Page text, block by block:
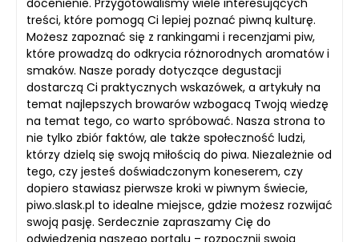
docenienie. Przygotowaliśmy wiele interesujących
treści, które pomogą Ci lepiej poznać piwną kulturę.
Możesz zapoznać się z rankingami i recenzjami piw,
które prowadzą do odkrycia różnorodnych aromatów i
smaków. Nasze porady dotyczące degustacji
dostarczą Ci praktycznych wskazówek, a artykuły na
temat najlepszych browarów wzbogacą Twoją wiedzę
na temat tego, co warto spróbować. Nasza strona to
nie tylko zbiór faktów, ale także społeczność ludzi,
którzy dzielą się swoją miłością do piwa. Niezależnie od
tego, czy jesteś doświadczonym koneserem, czy
dopiero stawiasz pierwsze kroki w piwnym świecie,
piwo.slask.pl to idealne miejsce, gdzie możesz rozwijać
swoją pasję. Serdecznie zapraszamy Cię do
odwiedzenia naszego portalu – rozpocznij swoją